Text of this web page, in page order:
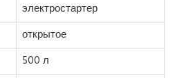
электростартер
открытое
500 л